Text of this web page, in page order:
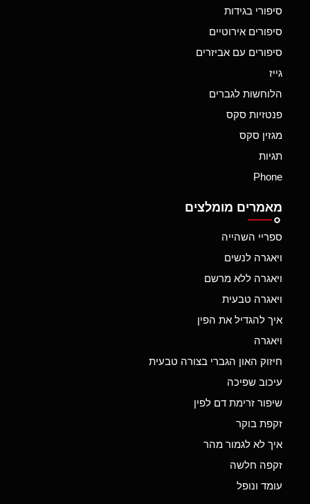
סיפורי בגידות
סיפורים אירוטיים
סיפורים עם אביזרים
גייז
הלוחשות לגברים
פנטזיות סקס
מגזין סקס
תגיות
Phone
מאמרים מומלצים
ספריי השהייה
ויאגרה לנשים
ויאגרה ללא מרשם
ויאגרה טבעית
איך להגדיל את הפין
ויאגרה
חיזוק האון הגברי בצורה טבעית
עיכוב שפיכה
שיפור זרימת דם לפין
זקפת בוקר
איך לא לגמור מהר
זקפה חלשה
עומד ונופל